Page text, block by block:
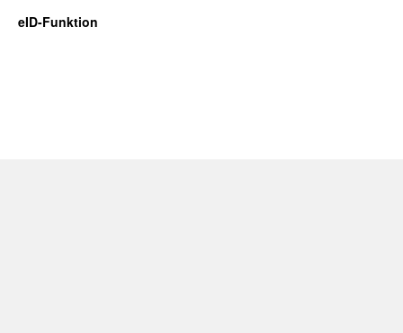
eID-Funktion